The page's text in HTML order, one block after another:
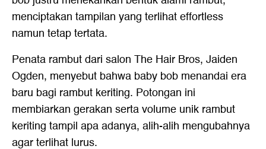
menciptakan tampilan yang terlihat effortless
namun tetap tertata.
Penata rambut dari salon The Hair Bros, Jaiden
Ogden, menyebut bahwa baby bob menandai era
baru bagi rambut keriting. Potongan ini
membiarkan gerakan serta volume unik rambut
keriting tampil apa adanya, alih-alih mengubahnya
agar terlihat lurus.